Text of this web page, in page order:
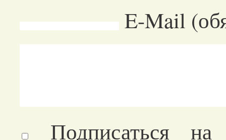
E-Mail
Подписаться